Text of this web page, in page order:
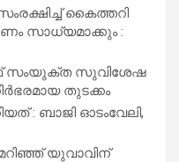
കൈത്തറി
സാധ്യമാക്കും :
സംയുക്ത സുവിശേഷ
തുടക്കം
: ബാജി ഓടംവേലി,
മറിഞ്ഞ് യുവാവിന്